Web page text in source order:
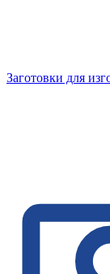
Заготовки для